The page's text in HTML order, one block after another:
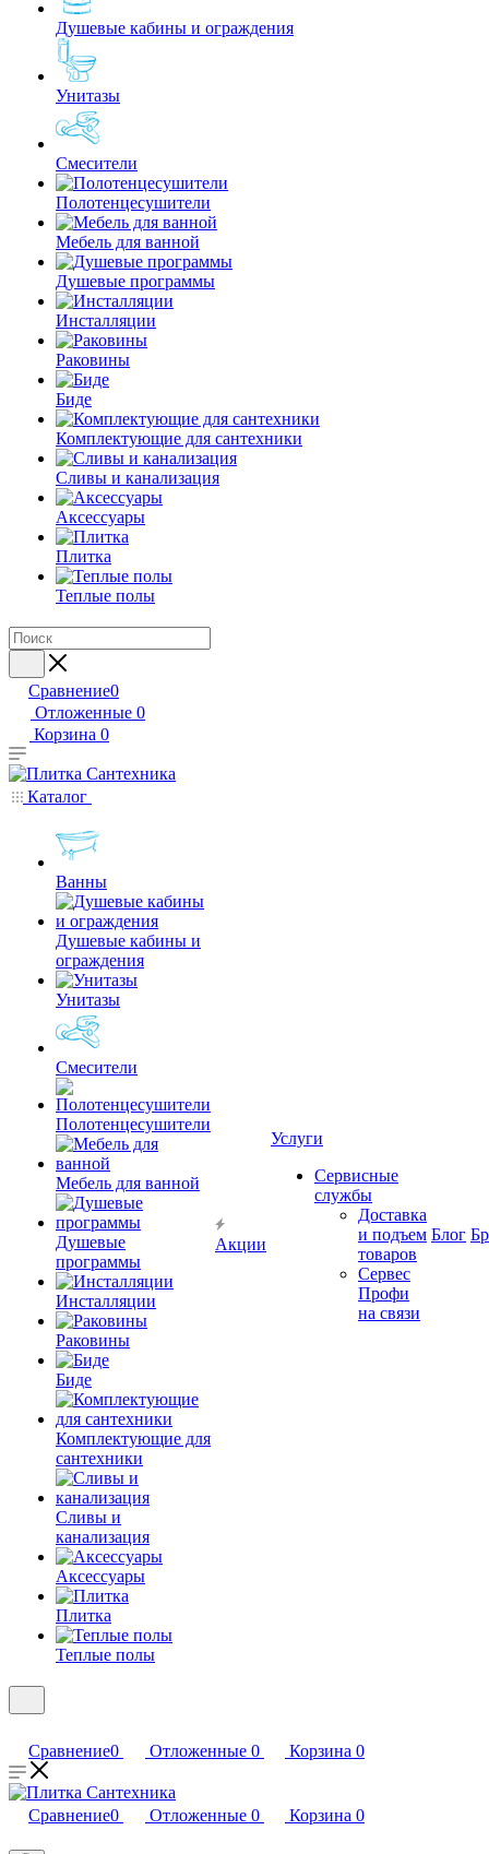
Душевые кабины и ограждения
Унитазы
Смесители
Полотенцесушители
Мебель для ванной
Душевые программы
Инсталляции
Раковины
Биде
Комплектующие для сантехники
Сливы и канализация
Аксессуары
Плитка
Теплые полы
Сравнение0
Отложенные 0
Корзина 0
Каталог
Ванны
Душевые кабины и
ограждения
Унитазы
Смесители
Полотенцесушители
Мебель для ванной
Душевые
программы
Инсталляции
Раковины
Биде
Комплектующие для
сантехники
Сливы и
канализация
Аксессуары
Плитка
Теплые полы
Акции
Услуги
Сервисные
службы
Доставка
и подъем
товаров
Сервес
Профи
на связи
Блог
Сравнение0 Отложенные 0 Корзина 0
Сравнение0 Отложенные 0 Корзина 0